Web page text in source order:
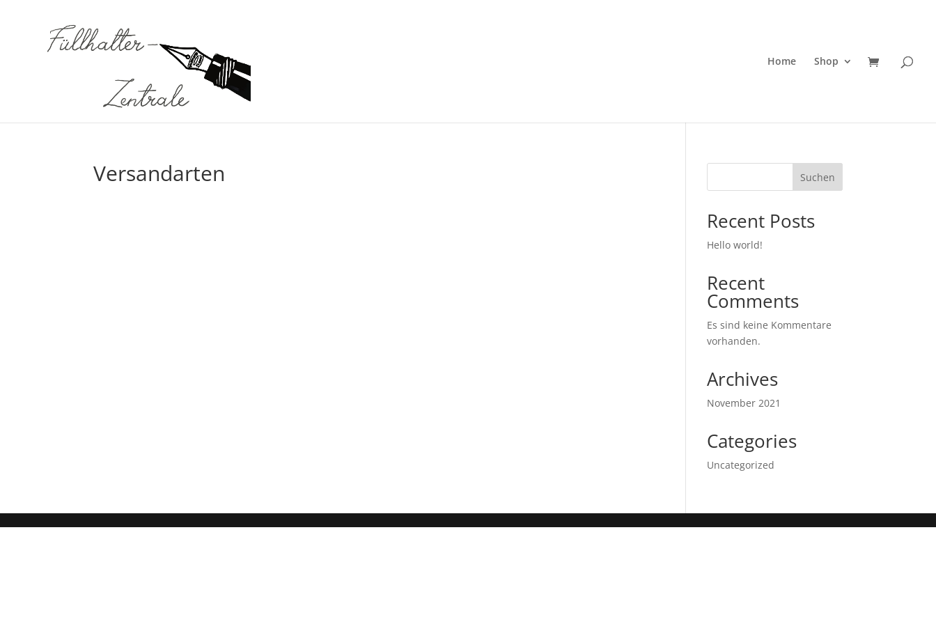
Home Shop
Versandarten Suchen
Recent Posts
Hello world!
Recent
Comments
Es sind keine Kommentare
vorhanden.
Archives
November 2021
Categories
Uncategorized